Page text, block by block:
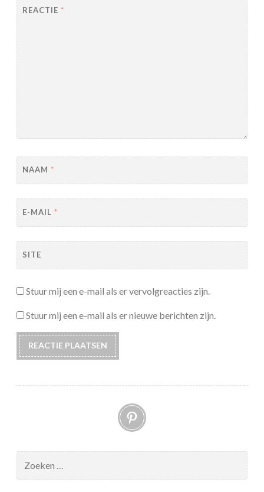
REACTIE *
NAAM *
E-MAIL *
SITE
Stuur mij een e-mail als er vervolgreacties zijn.
Stuur mij een e-mail als er nieuwe berichten zijn.
Pinterest
naar: